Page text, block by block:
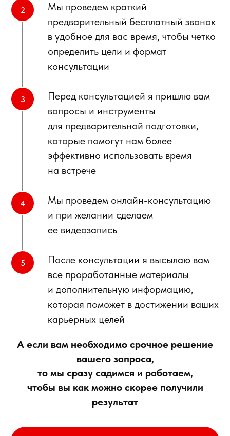
Мы проведем краткий
предварительный бесплатный звонок
в удобное для вас время, чтобы четко
определить цели и формат
консультации
Перед консультацией я пришлю вам
вопросы и инструменты
для предварительной подготовки,
которые помогут нам более
эффективно использовать время
на встрече
Мы проведем онлайн-консультацию
и при желании сделаем
ее видеозапись
После консультации я высылаю вам
все проработанные материалы
и дополнительную информацию,
которая поможет в достижении ваших
карьерных целей
А если вам необходимо срочное решение
вашего запроса,
то мы сразу садимся и работаем,
чтобы вы как можно скорее получили
результат